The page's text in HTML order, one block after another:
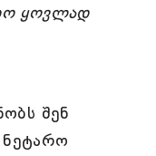
ყოვლად
შენ